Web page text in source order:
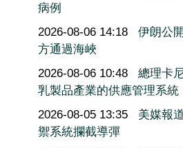
病例
2026-08-06 14:18
伊朗公
方通過海峽
2026-08-06 10:48
總理卡
乳製品產業的供應管理系統
2026-08-05 13:35
美媒報
禦系統攔截導彈